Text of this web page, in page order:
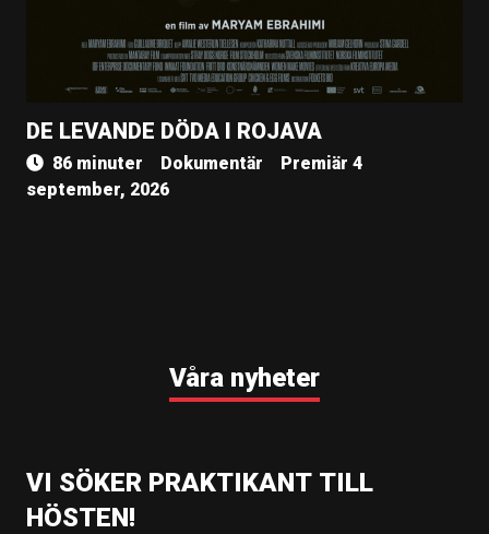
DE LEVANDE DÖDA I ROJAVA
86 minuter Dokumentär
Premiär 4
september, 2026
Våra nyheter
VI SÖKER PRAKTIKANT TILL
HÖSTEN!